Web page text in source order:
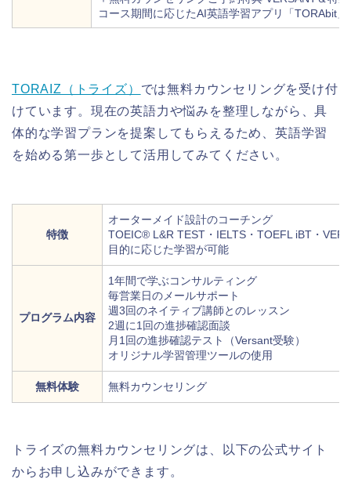
コース期間に応じたAI英語学習アプリ「TORAbit
TORAIZ（トライズ） では無料カウンセリングを受け付
けています。現在の英語力や悩みを整理しながら、具
体的な学習プランを提案してもらえるため、英語学習
を始める第一歩として活用してみてください。
特徴
オーターメイド設計のコーチング
TOEIC® L&R TEST・IELTS・TOEFL iBT・
目的に応じた学習が可能
プログラム内容
1年間で学ぶコンサルティング
毎営業日のメールサポート
週3回のネイティブ講師とのレッスン
2週に1回の進捗確認面談
月1回の進捗確認テスト（Versant受験）
オリジナル学習管理ツールの使用
無料体験 無料カウンセリング
トライズの無料カウンセリングは、以下の公式サイト
からお申し込みができます。